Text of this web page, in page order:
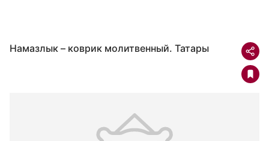
Намазлык – коврик молитвенный. Татары